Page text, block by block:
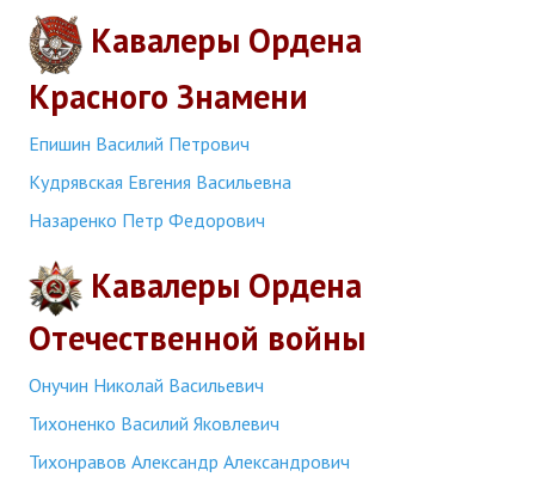
Кавалеры Ордена
Красного Знамени
Епишин Василий Петрович
Кудрявская Евгения Васильевна
Назаренко Петр Федорович
Кавалеры Ордена
Отечественной войны
Онучин Николай Васильевич
Тихоненко Василий Яковлевич
Тихонравов Александр Александрович